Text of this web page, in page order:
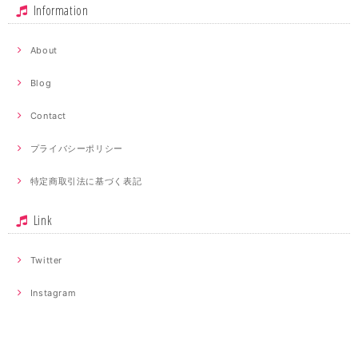
Information
About
Blog
Contact
プライバシーポリシー
特定商取引法に基づく表記
Link
Twitter
Instagram